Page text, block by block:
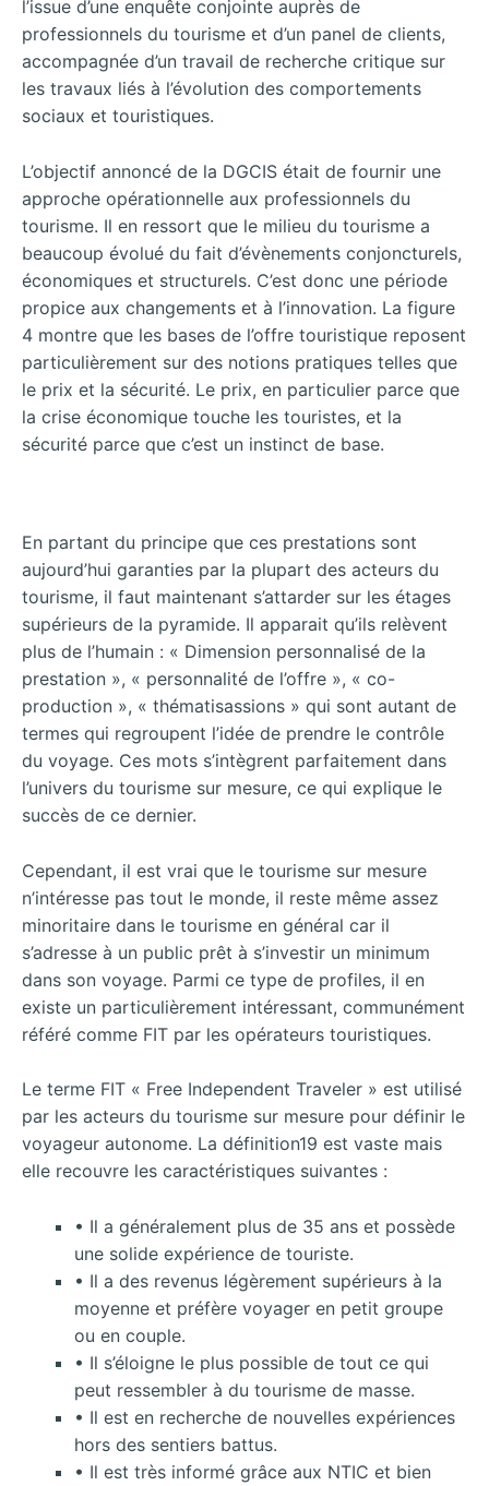
l’issue d’une enquête conjointe auprès de
professionnels du tourisme et d’un panel de clients,
accompagnée d’un travail de recherche critique sur
les travaux liés à l’évolution des comportements
sociaux et touristiques.
L’objectif annoncé de la DGCIS était de fournir une
approche opérationnelle aux professionnels du
tourisme. Il en ressort que le milieu du tourisme a
beaucoup évolué du fait d’évènements conjoncturels,
économiques et structurels. C’est donc une période
propice aux changements et à l’innovation. La figure
4 montre que les bases de l’offre touristique reposent
particulièrement sur des notions pratiques telles que
le prix et la sécurité. Le prix, en particulier parce que
la crise économique touche les touristes, et la
sécurité parce que c’est un instinct de base.
En partant du principe que ces prestations sont
aujourd’hui garanties par la plupart des acteurs du
tourisme, il faut maintenant s’attarder sur les étages
supérieurs de la pyramide. Il apparait qu’ils relèvent
plus de l’humain : « Dimension personnalisé de la
prestation », « personnalité de l’offre », « co-
production », « thématisassions » qui sont autant de
termes qui regroupent l’idée de prendre le contrôle
du voyage. Ces mots s’intègrent parfaitement dans
l’univers du tourisme sur mesure, ce qui explique le
succès de ce dernier.
Cependant, il est vrai que le tourisme sur mesure
n’intéresse pas tout le monde, il reste même assez
minoritaire dans le tourisme en général car il
s’adresse à un public prêt à s’investir un minimum
dans son voyage. Parmi ce type de profiles, il en
existe un particulièrement intéressant, communément
référé comme FIT par les opérateurs touristiques.
Le terme FIT « Free Independent Traveler » est utilisé
par les acteurs du tourisme sur mesure pour définir le
voyageur autonome. La définition19 est vaste mais
elle recouvre les caractéristiques suivantes :
• Il a généralement plus de 35 ans et possède
une solide expérience de touriste.
• Il a des revenus légèrement supérieurs à la
moyenne et préfère voyager en petit groupe
ou en couple.
• Il s’éloigne le plus possible de tout ce qui
peut ressembler à du tourisme de masse.
• Il est en recherche de nouvelles expériences
hors des sentiers battus.
• Il est très informé grâce aux NTIC et bien